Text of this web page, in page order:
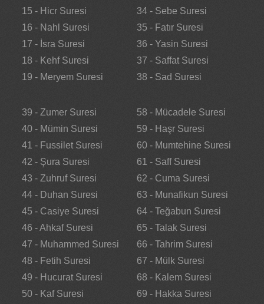
15 - Hicr Suresi
16 - Nahl Suresi
17 - İsra Suresi
18 - Kehf Suresi
19 - Meryem Suresi
34 - Sebe Suresi
35 - Fatır Suresi
36 - Yasin Suresi
37 - Saffat Suresi
38 - Sad Suresi
39 - Zumer Suresi
40 - Mümin Suresi
41 - Fussilet Suresi
42 - Şura Suresi
43 - Zuhruf Suresi
44 - Duhan Suresi
45 - Casiye Suresi
46 - Ahkaf Suresi
47 - Muhammed Suresi
48 - Fetih Suresi
49 - Hucurat Suresi
50 - Kaf Suresi
58 - Mücadele Suresi
59 - Haşr Suresi
60 - Mumtehine Suresi
61 - Saff Suresi
62 - Cuma Suresi
63 - Munafikun Suresi
64 - Teğabun Suresi
65 - Talak Suresi
66 - Tahrim Suresi
67 - Mülk Suresi
68 - Kalem Suresi
69 - Hakka Suresi